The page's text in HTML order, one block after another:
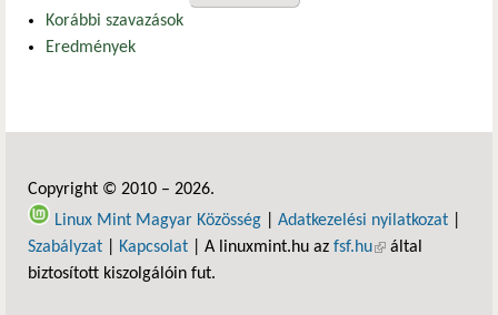
Korábbi szavazások
Eredmények
Copyright © 2010 – 2026.
Linux Mint Magyar Közösség
Adatkezelési nyilatkozat
Szabályzat
Kapcsolat | A linuxmint.hu az fsf.hu(külső hivatkozás)
által
biztosított kiszolgálóin fut.